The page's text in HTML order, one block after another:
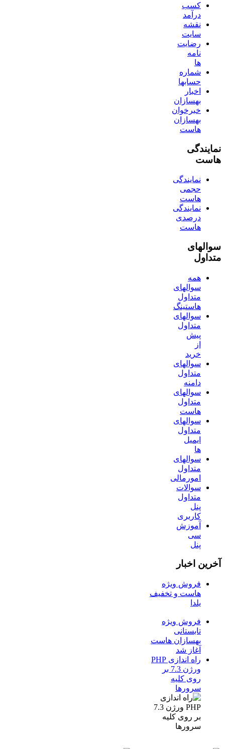
کسب
درآمد
نقشه
سایت
رضایت
نامه
ها
شماره
حسابها
اخبار
بهسازان
خبرخوان
بهسازان
هاست
نمایندگی
هاست
نمایندگی
حجمی
هاست
نمایندگی
درصدی
هاست
سوالهای
متداول
همه
سوالهای
متداول
هاستینگ
سوالهای
متداول
پیش
از
خرید
سوالهای
متداول
دامنه
سوالهای
متداول
هاست
سوالهای
متداول
ایمیل
ها
سوالهای
متداول
امورمالی
سوالات
متداول
پنل
کاربری
آموزش
سی
پنل
آخرین اخبار
فروش ویژه
هاست و تخفیف
یلدا
فروش ویژه
تابستانی
بهسازان هاست
آغاز شد
راه اندازی PHP
ورژن 7.3 بر
روی کلیه
سرورها